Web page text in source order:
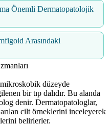
Önemli Dermatopatolojik
Arasındaki
düzeyde
bir tıp dalıdır. Bu alanda
denir. Dermatopatologlar,
cilt örneklerini inceleyerek
belirlerler.